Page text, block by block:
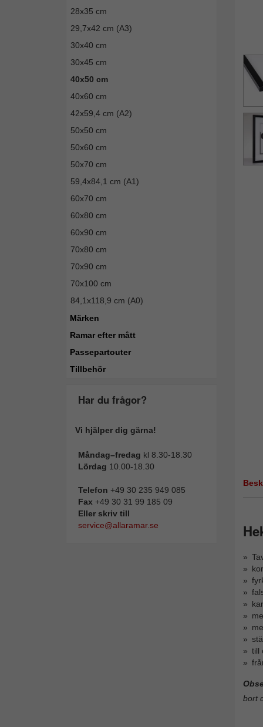
28x35 cm
29,7x42 cm (A3)
30x40 cm
30x45 cm
40x50 cm
40x60 cm
42x59,4 cm (A2)
50x50 cm
50x60 cm
50x70 cm
59,4x84,1 cm (A1)
60x70 cm
60x80 cm
60x90 cm
70x80 cm
70x90 cm
70x100 cm
84,1x118,9 cm (A0)
Märken
Ramar efter mått
Passepartouter
Tillbehör
Har du frågor?
Vi hjälper dig gärna!
Måndag–fredag kl 8.30-18.30
Lördag 10.00-18.30
Telefon +49 30 235 949 085
Fax +49 30 31 99 185 09
Eller skriv till
service@allaramar.se
till
bort